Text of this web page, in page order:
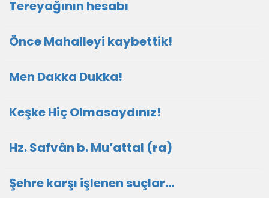
Tereyağının hesabı
Önce Mahalleyi kaybettik!
Men Dakka Dukka!
Keşke Hiç Olmasaydınız!
Hz. Safvân b. Mu’attal (ra)
Şehre karşı işlenen suçlar…